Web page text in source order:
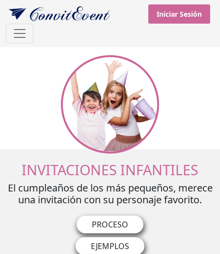
Iniciar Sesión
INVITACIONES INFANTILES
El cumpleaños de los más pequeños, merece
una invitación con su personaje favorito.
PROCESO
EJEMPLOS